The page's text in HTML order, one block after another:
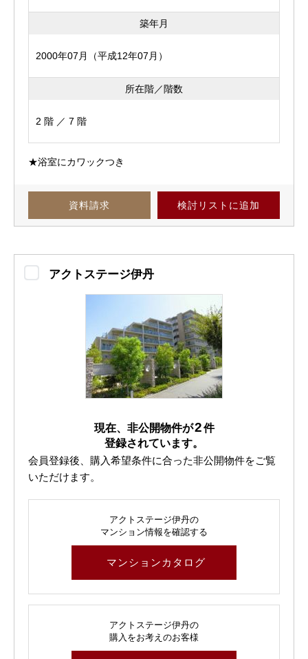
築年月
2000年07月（平成12年07月）
所在階／階数
2 階 ／ 7 階
資料請求 検討リスト に追加
★浴室にカワックつき
アクトステージ伊丹
現在、非公開物件が2件
登録されています。
会員登録後、購入希望条件に合った非公開物件をご覧
いただけます。
アクトステージ伊丹の
マンション情報を確認する
マンションカタログ
アクトステージ伊丹の
購入をお考えのお客様